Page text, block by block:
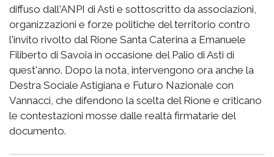
diffuso dall'ANPI di Asti e sottoscritto da associazioni,
organizzazioni e forze politiche del territorio contro
l'invito rivolto dal Rione Santa Caterina a Emanuele
Filiberto di Savoia in occasione del Palio di Asti di
quest'anno. Dopo la nota, intervengono ora anche la
Destra Sociale Astigiana e Futuro Nazionale con
Vannacci, che difendono la scelta del Rione e criticano
le contestazioni mosse dalle realtà firmatarie del
documento.